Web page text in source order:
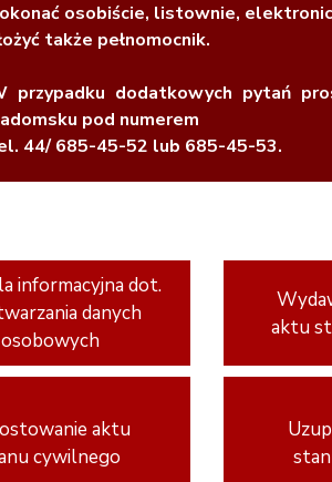
osobiście, listownie,
także pełnomocnik.
przypadku dodatkowych pytań
pod numerem
44/ 685-45-52 lub 685-45-53.
informacyjna dot.
danych
osobowych
aktu
aktu
cywilnego